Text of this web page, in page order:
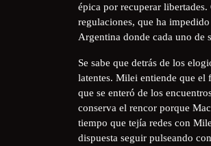
épica por recuperar
regulaciones, que ha
Argentina donde cada uno de
Se sabe que detrás de los
latentes. Milei entiende que el
que se enteró de los
conserva el rencor porque
tiempo que tejía redes con
dispuesta seguir pulseando